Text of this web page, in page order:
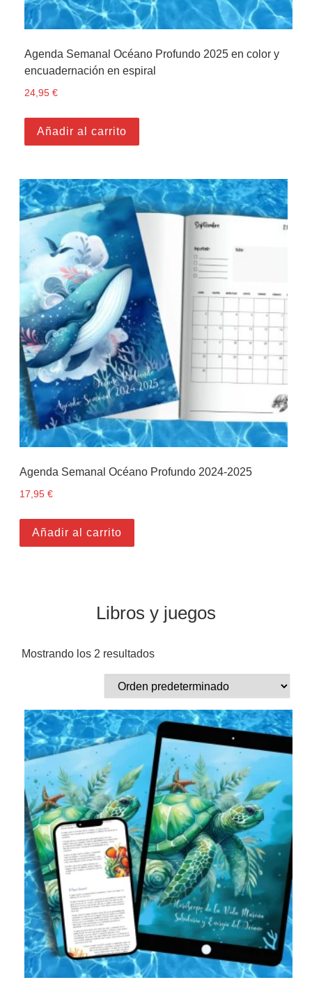
Agenda Semanal Océano Profundo 2025 en color y
encuadernación en espiral
24,95€
Añadir al carrito
Agenda Semanal Océano Profundo 2024-2025
17,95 €
Añadir al carrito
Libros y juegos
Mostrando los 2 resultados